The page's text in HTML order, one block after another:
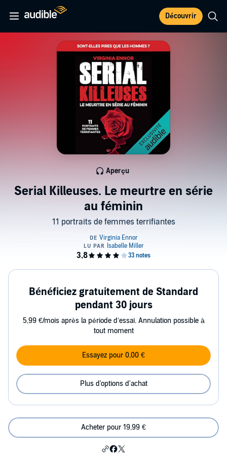
Découvrir
Serial Killeuses. Le meurtre en série
au féminin
11 portraits de femmes terrifiantes
Aperçu
Bénéficiez gratuitement de Standard
pendant 30 jours
5,99 €/mois après la période d’essai. Annulation possible à
tout moment
Essayez pour 0,00 €
Plus d'options d'achat
Acheter pour 19,99 €